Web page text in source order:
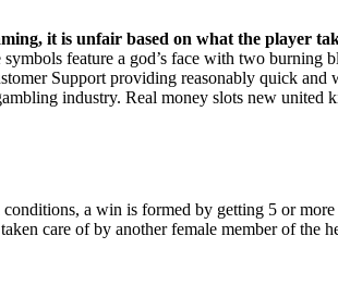
it is unfair based on what the player
feature a god’s face with two
Support providing reasonably quick and
industry. Real money slots new united
a win is formed by getting 5 or
care of by another female member of the